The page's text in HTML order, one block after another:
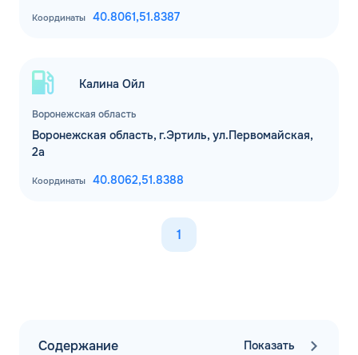
Координаты 40.8061,51.8387
Воронежская область
Калина Ойл
Воронежская область, г.Эртиль, ул.Первомайская,
2а
Координаты 40.8062,51.8388
1
Содержание Показать